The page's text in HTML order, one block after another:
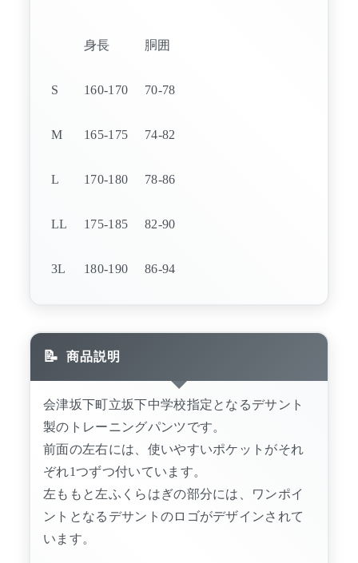
身長 胴囲
S 160-170 70-78
M 165-175 74-82
L 170-180 78-86
LL 175-185 82-90
3L 180-190 86-94
商品説明
会津坂下町立坂下中学校指定となるデサント
製のトレーニングパンツです。
前面の左右には、使いやすいポケットがそれ
ぞれ1つずつ付いています。
左ももと左ふくらはぎの部分には、ワンポイ
ントとなるデサントのロゴがデザインされて
います。